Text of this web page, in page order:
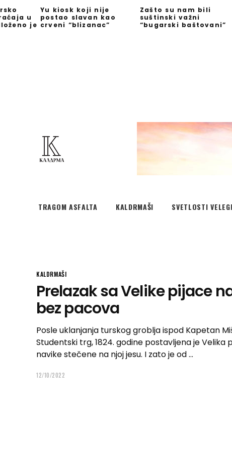
u
je
Yu kiosk koji nije
postao slavan kao
crveni “blizanac”
Zašto su nam bili
suštinski važni
“bugarski baštovani”
TRAGOM ASFALTA KALDRMAŠI SVETLOSTI
KALDRMAŠI
Prelazak sa Velike pijace
bez pacova
Posle uklanjanja turskog groblja ispod Kapetan
Studentski trg, 1824. godine postavljena je
navike stečene na njoj jesu. I zato je od
12/10/2022